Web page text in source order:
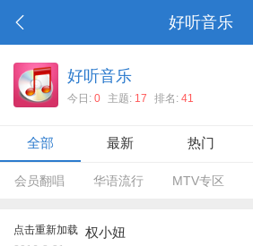
好听音乐
好听音乐
今日: 0 主题: 17 排名: 41
全部 最新 热门
会员翻唱 华语流行 MTV专区
点击重新加载 权小妞